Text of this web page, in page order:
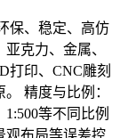
保、稳定、高仿
克力、金属、
打印、CNC雕刻
精度与比例：
等不同比例
观布局等误差控